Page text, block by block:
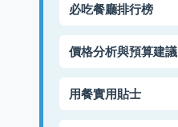
必吃餐廳排行榜
價格分析與預算建議
用餐實用貼士